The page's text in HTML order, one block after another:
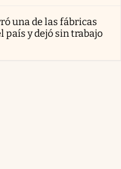
una de las fábricas
y dejó sin trabajo